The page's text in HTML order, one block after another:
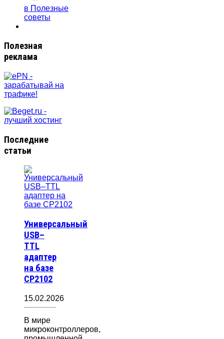
в Полезные
советы
Полезная
реклама
Последние
статьи
Универсальный
USB–
TTL
адаптер
на базе
CP2102
15.02.2026
В мире
микроконтроллеров,